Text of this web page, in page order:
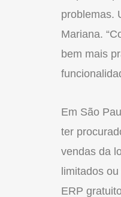
problemas.
Mariana.
bem mais
Em São
ter
vendas da
limitados
ERP